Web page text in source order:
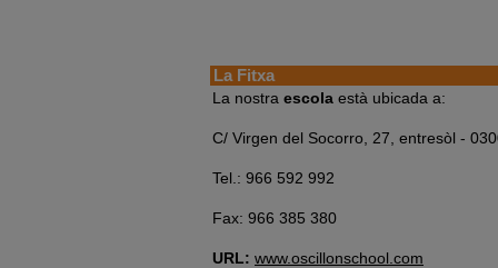
La Fitxa
La nostra escola està ubicada a:
C/ Virgen del Socorro, 27, entresòl -
Tel.: 966 592 992
Fax: 966 385 380
URL: www.oscillonschool.com